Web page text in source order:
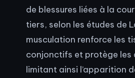
de blessures liées à la
tiers, selon les études de
musculation renforce les
conjonctifs et protège les
limitant ainsi l’apparition